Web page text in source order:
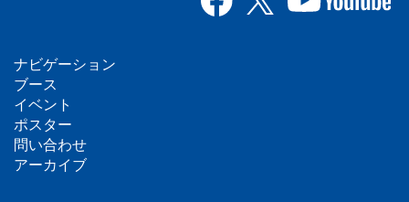
フ
ッ
タ
ナビゲーション
ブース
イベント
ポスター
問い合わせ
アーカイブ